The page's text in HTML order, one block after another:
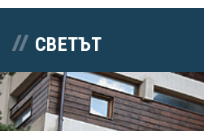
СВЕТЪТ